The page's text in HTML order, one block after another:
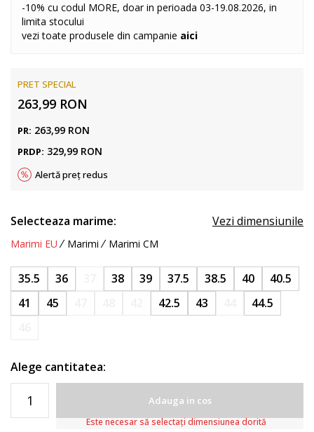
-10% cu codul MORE, doar in perioada 03-19.08.2026, in
limita stocului
vezi toate produsele din campanie aici
PRET SPECIAL
263,99 RON
PR: 263,99 RON
PRDP: 329,99 RON
Alertă preț redus
Selecteaza marime: Vezi dimensiunile
Marimi EU Marimi Marimi CM
35.5 36 38 39 37.5 38.5 40
40.5
41
45 42.5 43
44.5
Alege cantitatea:
Adauga in cos
Este necesar să selectați dimensiunea dorită